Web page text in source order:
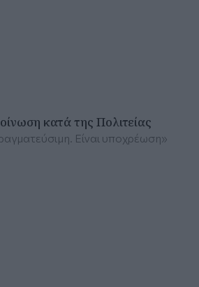
κατά της Πολιτείας
Είναι υποχρέωση»